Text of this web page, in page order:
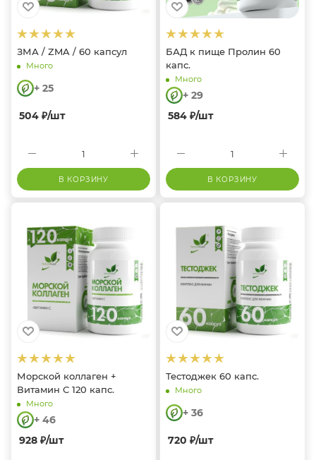
ЗМА / ZMA / 60 капсул
Много
+ 25
504 ₽/шт
В КОРЗИНУ
БАД к пище Пролин 60
капс.
Много
+ 29
584 ₽/шт
В КОРЗИНУ
Морской коллаген +
Витамин С 120 капс.
Много
+ 46
928 ₽/шт
Тестоджек 60 капс.
Много
+ 36
720 ₽/шт